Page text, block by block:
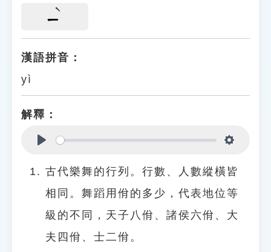
ㄧ
漢語拼音：
yì
解釋：
古代樂舞的行列。行數、人數縱橫皆
相同。舞蹈用佾的多少，代表地位等
級的不同，天子八佾、諸侯六佾、大
夫四佾、士二佾。